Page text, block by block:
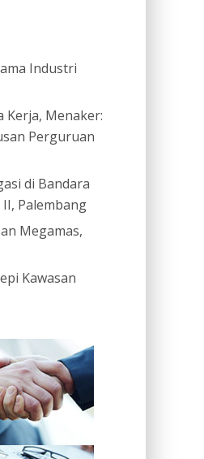
Industri
Kerja, Menaker:
Perguruan
di Bandara
Palembang
Megamas,
Kawasan